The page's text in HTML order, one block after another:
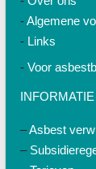
-Algemene
- Links
- Voor
INFORMATIE
–Asbest
–